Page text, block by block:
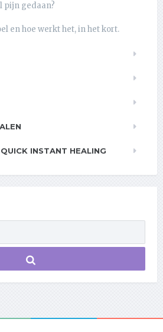
pijn gedaan?
en hoe werkt het, in het kort.
INSTANT HEALING